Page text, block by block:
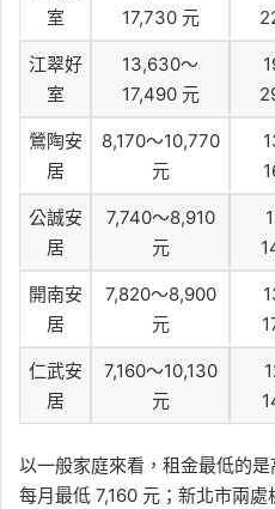
室
17,730 元
江翠好
室
13,630～
17,490 元
鶯陶安
居
8,170～10,770
元
公誠安
居
7,740～8,910
元
開南安
居
7,820～8,900
元
仁武安
居
7,160～10,130
元
以一般家庭來看，租金最低的
每月最低 7,160 元；新北市兩